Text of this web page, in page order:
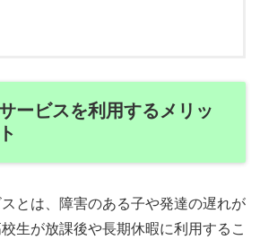
ービスを利用するメリッ
とは、障害のある子や発達の遅れが
生が放課後や長期休暇に利用するこ